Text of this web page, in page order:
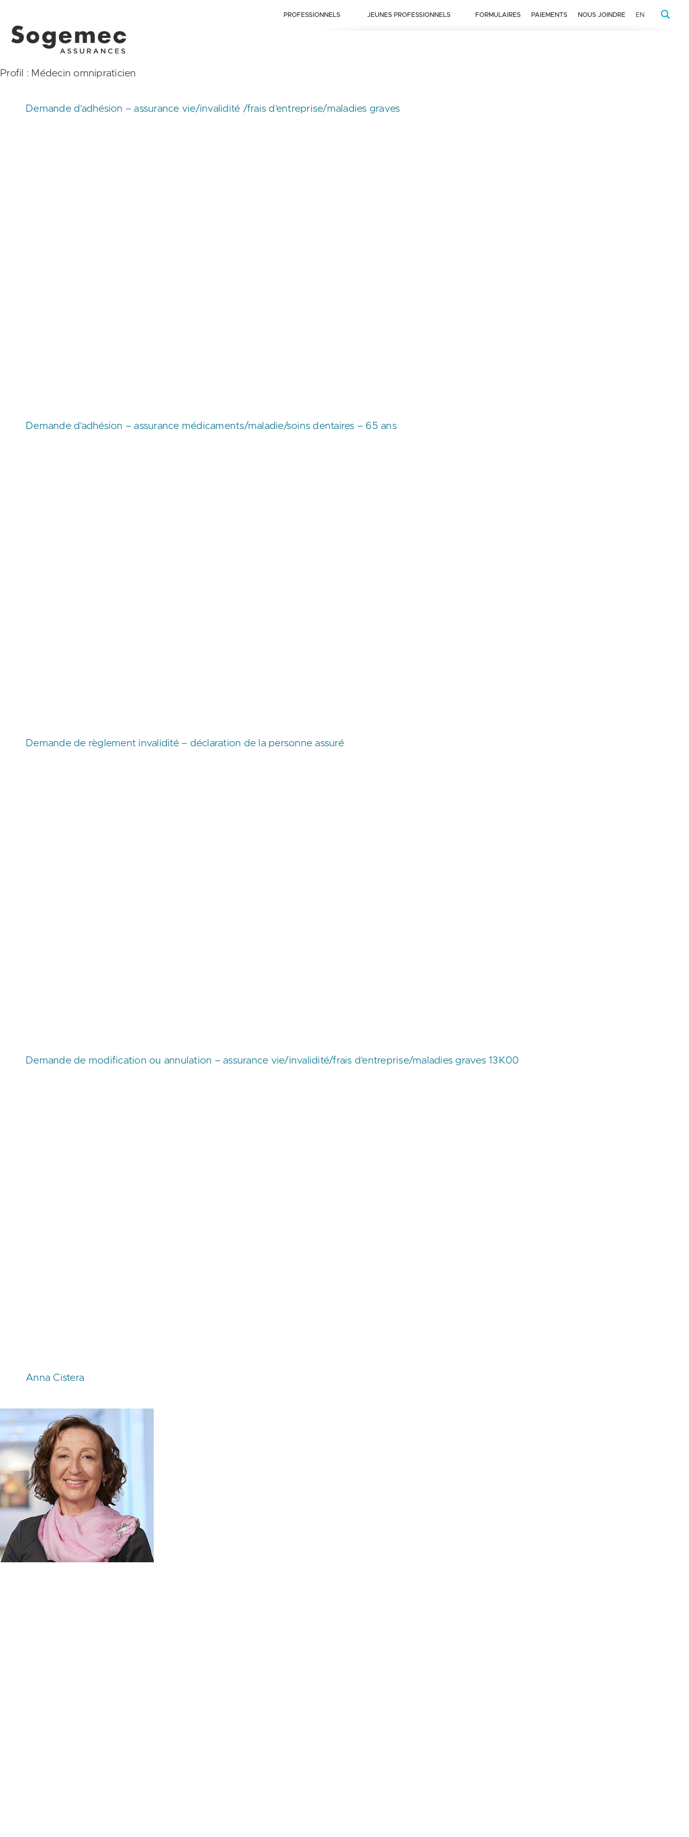
PROFESSIONNELS JEUNES PROFESSIONNELS FORMULAIRES PAIEMENTS NOUS JOINDRE EN
Profil : Médecin omnipraticien
Demande d’adhésion – assurance vie/invalidité /frais d’entreprise/maladies graves
Demande d’adhésion – assurance médicaments/maladie/soins dentaires – 65 ans
Demande de règlement invalidité – déclaration de la personne assuré
Demande de modification ou annulation – assurance vie/invalidité/frais d’entreprise/maladies graves 13K00
Anna Cistera